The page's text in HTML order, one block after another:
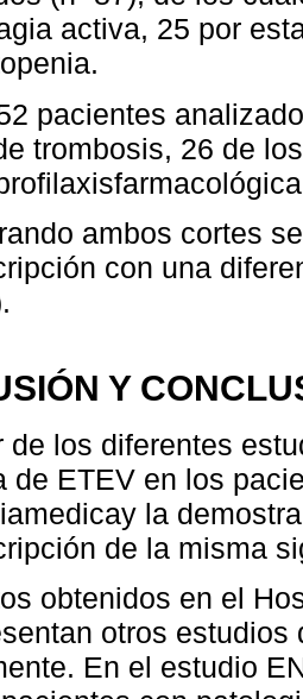
activa, 25 por
pacientes
trombosis, 26 de
ambos cortes
con una
Y
de los diferentes
de ETEV en los
la
de la misma
obtenidos en el
otros
En el estudio